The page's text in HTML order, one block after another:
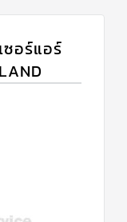
ซอร์แอร์